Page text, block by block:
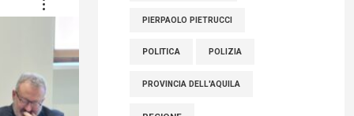
PIERPAOLO PIETRUCCI
POLITICA POLIZIA
PROVINCIA DELL'AQUILA